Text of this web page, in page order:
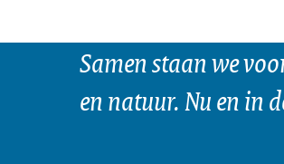
Samen staan we
en natuur. Nu en in